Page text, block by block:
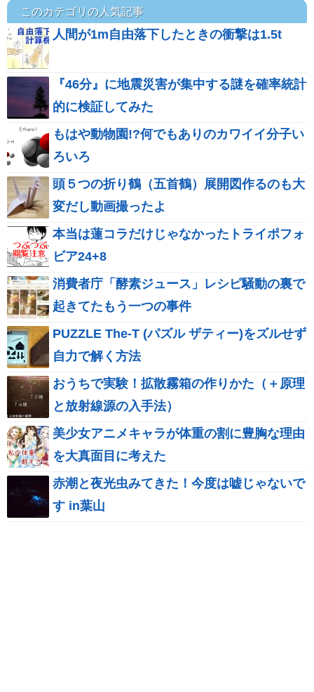
このカテゴリの人気記事
人間が1m自由落下したときの衝撃は1.5t
『46分』に地震災害が集中する謎を確率統計
的に検証してみた
もはや動物園!?何でもありのカワイイ分子い
ろいろ
頭５つの折り鶴（五首鶴）展開図作るのも大
変だし動画撮ったよ
本当は蓮コラだけじゃなかったトライポフォ
ビア24+8
消費者庁「酵素ジュース」レシピ騒動の裏で
起きてたもう一つの事件
PUZZLE The-T (パズル ザティー)をズルせず
自力で解く方法
おうちで実験！拡散霧箱の作りかた（＋原理
と放射線源の入手法）
美少女アニメキャラが体重の割に豊胸な理由
を大真面目に考えた
赤潮と夜光虫みてきた！今度は嘘じゃないで
す in葉山